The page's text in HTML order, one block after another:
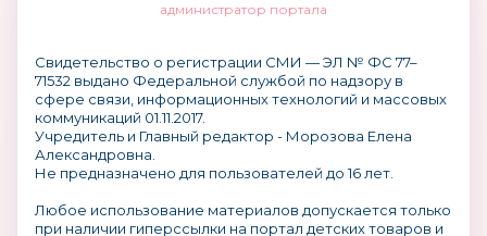
администратор портала
Свидетельство о регистрации СМИ — ЭЛ № ФС 77–
71532 выдано Федеральной службой по надзору в
сфере связи, информационных технологий и массовых
коммуникаций 01.11.2017.
Учредитель и Главный редактор - Морозова Елена
Александровна.
Не предназначено для пользователей до 16 лет.
Любое использование материалов допускается только
при наличии гиперссылки на портал детских товаров и